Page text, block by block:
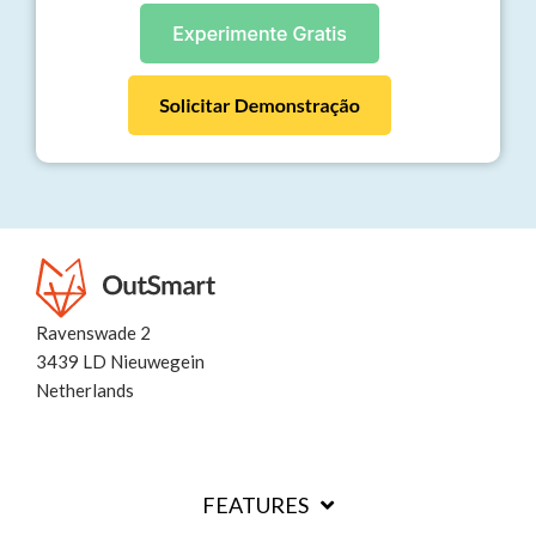
Ravenswade 2
3439 LD Nieuwegein
Netherlands
FEATURES